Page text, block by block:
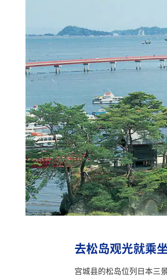
去松岛观光就乘
宫城县的松岛位列日本三